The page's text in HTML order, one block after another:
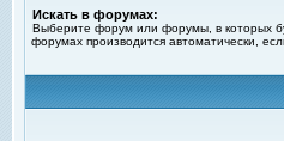
Искать в форумах:
Выберите форум или форумы, в которых
форумах производится автоматически,